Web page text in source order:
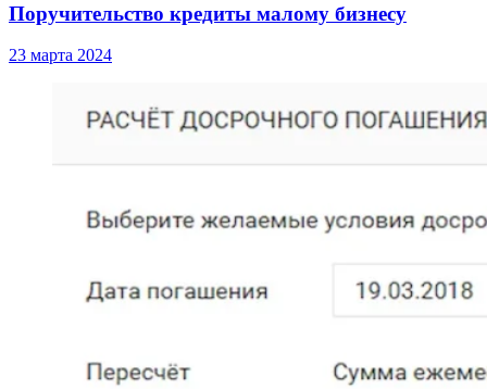
Поручительство кредиты малому бизнесу
23 марта 2024